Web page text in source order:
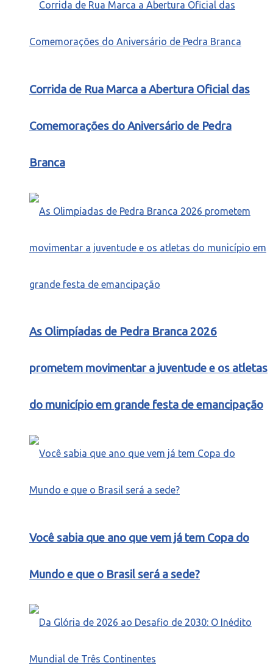
Corrida de Rua Marca a Abertura Oficial das
Comemorações do Aniversário de Pedra
Branca
As Olimpíadas de Pedra Branca 2026
prometem movimentar a juventude e os atletas
do município em grande festa de emancipação
Você sabia que ano que vem já tem Copa do
Mundo e que o Brasil será a sede?